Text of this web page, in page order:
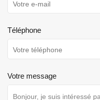
Téléphone
Votre message